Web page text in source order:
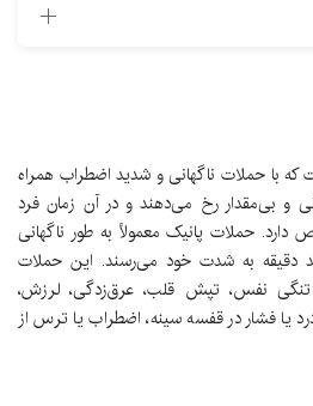
با حملات ناگهانی و شدید اضطراب همراه
و بی‌مقدار رخ می‌دهند و در آن زمان فرد
حملات پانیک معمولاً به طور ناگهانی
به شدت خود می‌رسند. این حملات
تنگی نفس، تپش قلب، عرق‌زدگی، لرزش،
فشار در قفسه سینه، اضطراب یا ترس از